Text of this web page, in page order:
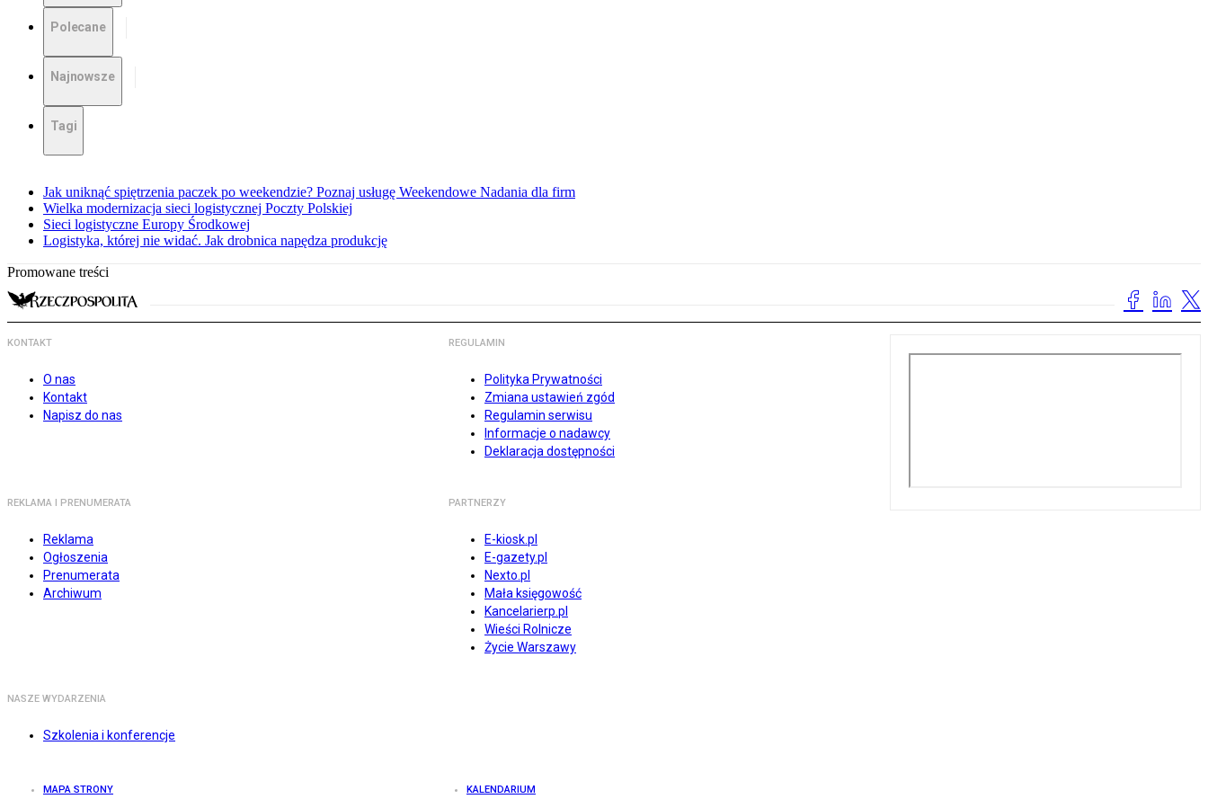
Polecane
Najnowsze
Tagi
Jak uniknąć spiętrzenia paczek po weekendzie? Poznaj usługę Weekendowe Nadania dla firm
Wielka modernizacja sieci logistycznej Poczty Polskiej
Sieci logistyczne Europy Środkowej
Logistyka, której nie widać. Jak drobnica napędza produkcję
Promowane treści
KONTAKT
O nas
Kontakt
Napisz do nas
REGULAMIN
Polityka Prywatności
Zmiana ustawień zgód
Regulamin serwisu
Informacje o nadawcy
Deklaracja dostępności
REKLAMA I PRENUMERATA
Reklama
Ogłoszenia
Prenumerata
Archiwum
PARTNERZY
E-kiosk.pl
E-gazety.pl
Nexto.pl
Mała księgowość
Kancelarierp.pl
Wieści Rolnicze
Życie Warszawy
NASZE WYDARZENIA
Szkolenia i konferencje
MAPA STRONY KALENDARIUM